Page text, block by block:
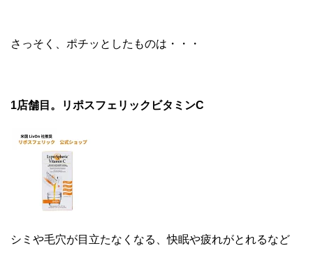
さっそく、ポチッとしたものは・・・
1店舗目。リポスフェリックビタミンC
シミや毛穴が目立たなくなる、快眠や疲れがとれるなど